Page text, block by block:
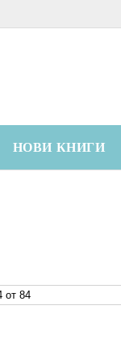
НОВИ КНИГИ